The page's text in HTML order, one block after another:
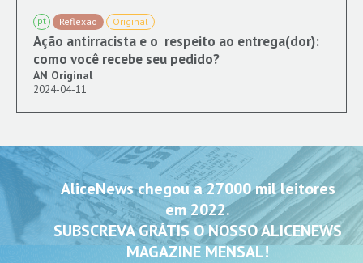
pt Reflexão Original
Ação antirracista e o respeito ao entrega(dor):
como você recebe seu pedido?
AN Original
2024-04-11
AliceNews chegou a 27000 mil leitores
em 2022.
SUBSCREVA GRÁTIS O NOSSO ALICENEWS
MAGAZINE MENSAL!